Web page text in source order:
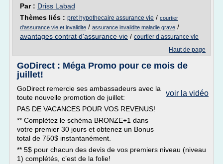
Par : Driss Labad
Thèmes liés : pret hypothecaire assurance vie / courtier
d'assurance vie et invalidite / assurance invalidite maladie grave /
avantages contrat d'assurance vie / courtier d assurance vie
Haut de page
GoDirect : Méga Promo pour ce mois de
juillet!
voir la vidéo
GoDirect remercie ses ambassadeurs avec la
toute nouvelle promotion de juillet:
PAS DE VACANCES POUR VOS REVENUS!
** Complétez le schéma BRONZE+1 dans
votre premier 30 jours et obtenez un Bonus
total de 750$ instantanément.
** 5$ pour chacun des devis de vos premiers niveau (niveau
1) complétés, c’est de la folie!